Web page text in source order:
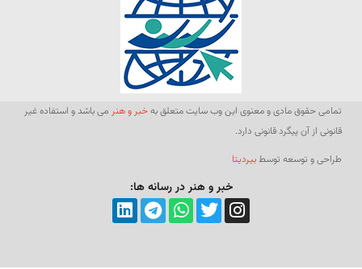
تمامی حقوق مادی و معنوی این وب سایت متعلق بهخبر و هنر می باشد و استفاده غیر
قانونی از آن پیگرد قانونی دارد.
طراحی و توسعه توسطبیردیتا
خبر و هنر در رسانه ها: